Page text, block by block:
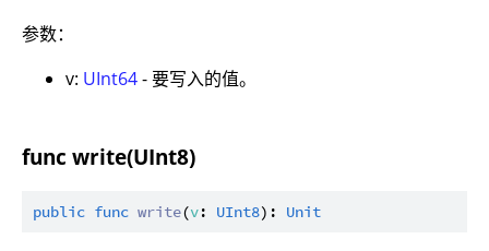
参数：
v: UInt64- 要写入的值。
func write(UInt8)
public func write(v: UInt8): Unit